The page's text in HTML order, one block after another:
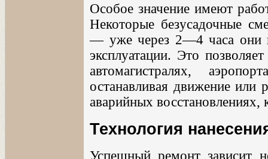
Особое значение имеют
Некоторые безусадочные
— уже через 2—4 часа они
эксплуатации. Это
автомагистралях,
останавливая движение или
аварийных восстановлениях,
Технология
Успешный ремонт зависит